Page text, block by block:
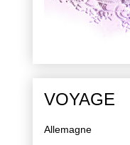
VOYAGE
Allemagne